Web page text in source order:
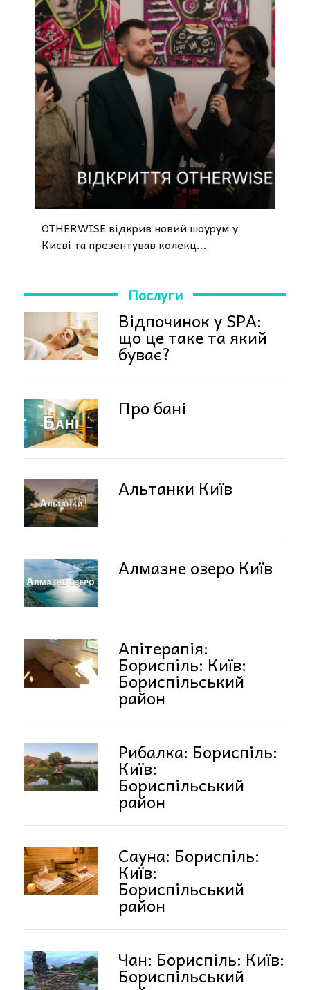
OTHERWISE відкрив новий шоурум у
Києві та презентував колекц...
Послуги
Відпочинок у SPA:
що це таке та який
буває?
Про бані
Альтанки Київ
Алмазне озеро Київ
Апітерапія:
Бориспіль: Київ:
Бориспільський
район
Рибалка: Бориспіль:
Київ:
Бориспільський
район
Сауна: Бориспіль:
Київ:
Бориспільський
район
Чан: Бориспіль: Київ:
Бориспільський